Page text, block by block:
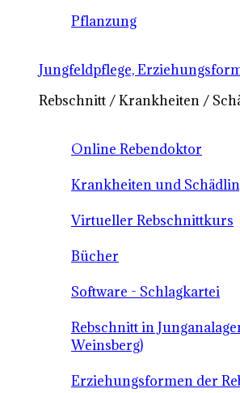
Pflanzung
Jungfeldpflege,
Rebschnitt / Krankheiten /
Online Rebendoktor
Krankheiten und
Virtueller Rebschnittkurs
Bücher
Software - Schlagkartei
Rebschnitt in
Weinsberg)
Erziehungsformen der